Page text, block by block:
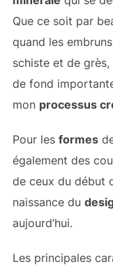
Que ce soit par
quand les
schiste et de
de fond
mon processus
Pour les formes
également des
de ceux du début
naissance du
aujourd’hui.
Les principales